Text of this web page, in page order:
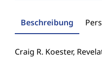
Beschreibung
Craig R. Koester,